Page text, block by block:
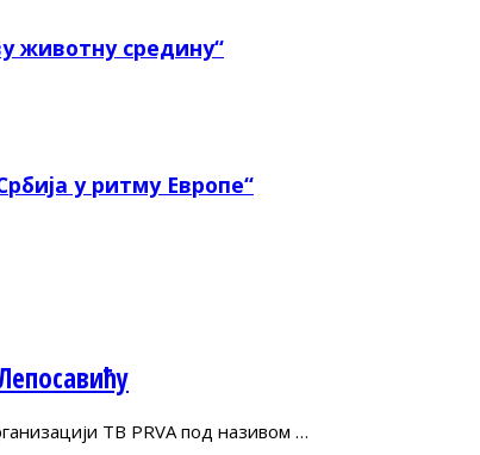
животну средину“
у ритму Европе“
ТВ PRVA под називом …